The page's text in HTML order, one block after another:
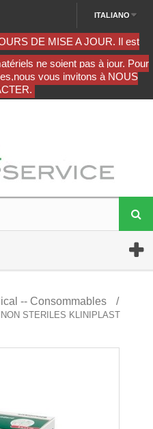
ITALIANO
-- Consommables
STERILES KLINIPLAST